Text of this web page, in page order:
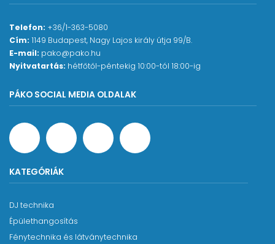
Telefon: +36/1-363-5080
Cím: 1149 Budapest, Nagy Lajos király útja 99/B.
E-mail: pako@pako.hu
Nyitvatartás: hétfőtől-péntekig 10:00-tól 18:00-ig
PÁKO SOCIAL MEDIA OLDALAK
KATEGÓRIÁK
DJ technika
Épülethangosítás
Fénytechnika és látványtechnika